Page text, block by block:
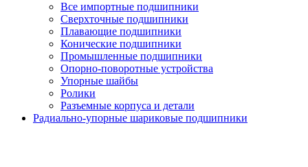
Все импортные подшипники
Сверхточные подшипники
Плавающие подшипники
Конические подшипники
Промышленные подшипники
Опорно-поворотные устройства
Упорные шайбы
Ролики
Разъемные корпуса и детали
Радиально-упорные шариковые подшипники